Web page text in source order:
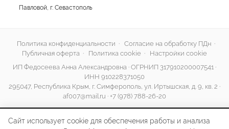
Павловой, г. Севастополь
Сайт использует cookie для обеспечения работы и анализа
Политика конфиденциальности · Согласие на обработку ПДн ·
Публичная оферта · Политика cookie ·
Настройки cookie
ИП Федосеева Анна Александровна · ОГРНИП 317910200007541 ·
ИНН 910228371050
295047, Республика Крым, г. Симферополь, ул. Иртышская, д. 9, кв. 2 ·
af007@mail.ru · +7 (978) 788-26-20